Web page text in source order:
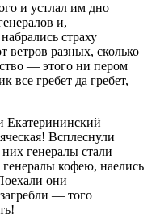
и устлал им дно
и,
страху
ветров разных, сколько
— этого ни пером
все гребет да гребет,
Екатерининский
Всплеснули
генералы стали
кофею, наелись
они
загребли — того